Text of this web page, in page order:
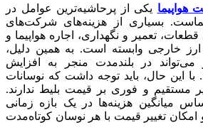
هواپیما یکی از پرحاشیه‌ترین عوامل در
بسیاری از هزینه‌های شرکت‌های
قطعات، تعمیر و نگهداری، اجاره هواپیما و
خارجی وابسته است. به همین دلیل،
می‌تواند در بلندمدت منجر به افزایش
با این حال، باید توجه داشت که نوسانات
مستقیم و فوری بر قیمت بلیط ندارند.
میانگین هزینه‌ها در یک بازه زمانی
تغییر قیمت با هر نوسان کوتاه‌مدت